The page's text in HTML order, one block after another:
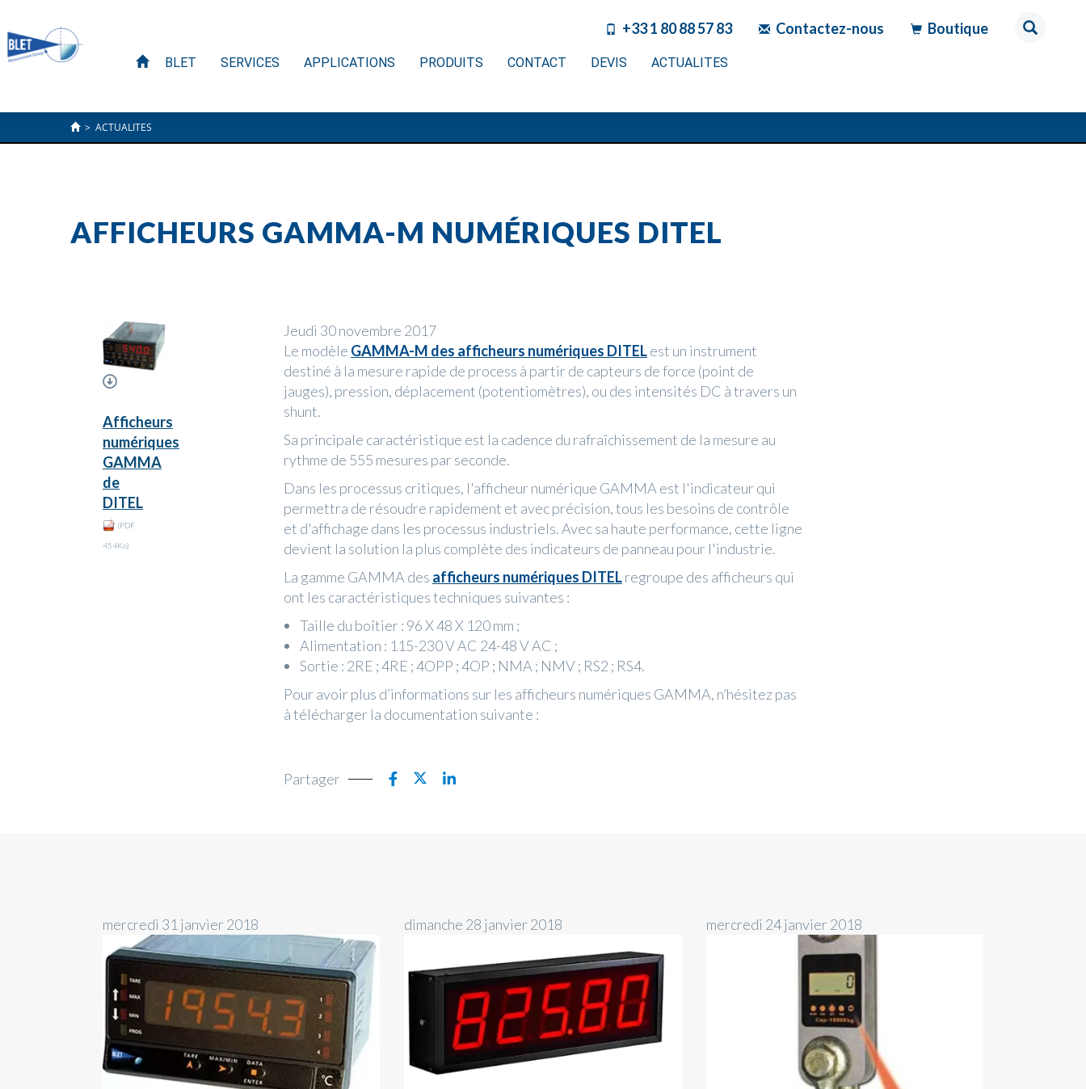
+33 1 80 88 57 83 Contactez-nous Boutique
BLET SERVICES APPLICATIONS PRODUITS CONTACT DEVIS ACTUALITES
> ACTUALITES
AFFICHEURS GAMMA-M NUMÉRIQUES DITEL
Afficheurs
numériques
GAMMA
de
DITEL
(PDF
454Ko)
Jeudi 30 novembre 2017
Le modèle GAMMA-M des afficheurs numériques DITELest un instrument
destiné à la mesure rapide de process à partir de capteurs de force (point de
jauges), pression, déplacement (potentiomètres), ou des intensités DC à travers un
shunt.
Sa principale caractéristique est la cadence du rafraîchissement de la mesure au
rythme de 555 mesures par seconde.
Dans les processus critiques, l'afficheur numérique GAMMA est l'indicateur qui
permettra de résoudre rapidement et avec précision, tous les besoins de contrôle
et d'affichage dans les processus industriels. Avec sa haute performance, cette ligne
devient la solution la plus complète des indicateurs de panneau pour l'industrie.
La gamme GAMMA des afficheurs numériques DITELregroupe des afficheurs qui
ont les caractéristiques techniques suivantes :
Taille du boîtier : 96 X 48 X 120 mm ;
Alimentation : 115-230 V AC 24-48 V AC ;
Sortie : 2RE ; 4RE ; 4OPP ; 4OP ; NMA ; NMV ; RS2 ; RS4.
Pour avoir plus d’informations sur les afficheurs numériques GAMMA, n’hésitez pas
à télécharger la documentation suivante :
Partager
mercredi 31 janvier 2018 dimanche 28 janvier 2018 mercredi 24 janvier 2018